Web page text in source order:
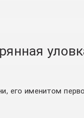
его именитом